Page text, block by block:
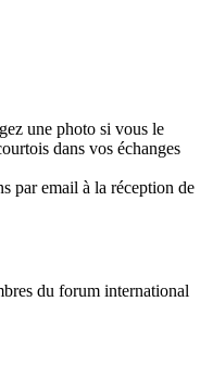
une photo si vous le
dans vos échanges
par email à la réception de
du forum international